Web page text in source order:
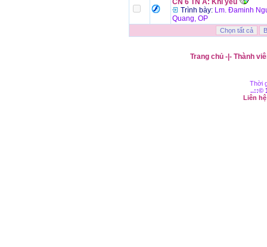
CN 6 TN A: Khi yêu
Trình bày: Lm. Đaminh
Quang, OP
Trang chủ-|- Thành
Thời
..::©
Liên